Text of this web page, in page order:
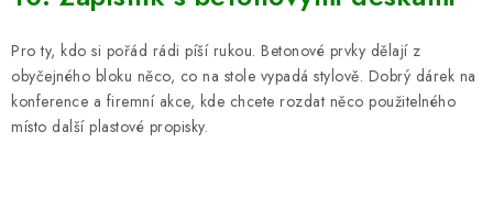
Pro ty, kdo si pořád rádi píší rukou. Betonové prvky dělají z
obyčejného bloku něco, co na stole vypadá stylově. Dobrý dárek na
konference a firemní akce, kde chcete rozdat něco použitelného
místo další plastové propisky.